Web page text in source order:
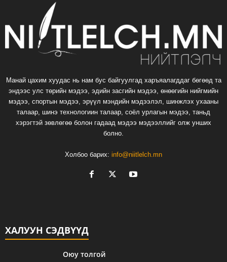
Манай цахим хуудас нь нам бус байгуулгад харъяалагддаг бөгөөд та
эндээс улс төрийн мэдээ, эдийн засгийн мэдээ, өнөөгийн нийгмийн
мэдээ, спортын мэдээ, эрүүл мэндийн мэдээлэл, шинжлэх ухааны
талаар, шинэ технологиин талаар, соёл урлагын мэдээ, таньд
хэрэгтэй зөвлөгөө болон гадаад мэдээ мэдээллийг олж унших
болно.
Холбоо барих: info@niitlelch.mn
ХАЛУУН СЭДВҮҮД
Оюу толгой